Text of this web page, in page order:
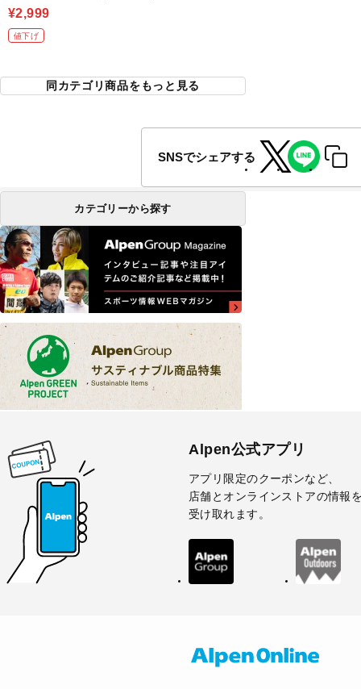
¥2,999
値下げ
同カテゴリ商品をもっと見る
SNSでシェアする
カテゴリーから探す
Alpen公式アプリ
アプリ限定のクーポンなど、
店舗とオンラインストアの情報
受け取れます。